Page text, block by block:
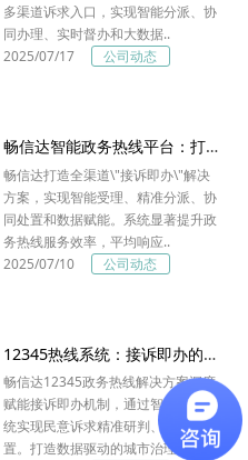
多渠道诉求入口，实现智能分派、协
同办理、实时督办和大数据..
2025/07/17
公司动态
畅信达智能政务热线平台：打造“接诉即办”数字化解决方案
畅信达打造全渠道\"接诉即办\"解决
方案，实现智能受理、精准分派、协
同处置和数据赋能。系统显著提升政
务热线服务效率，平均响应..
2025/07/10
公司动态
12345热线系统：接诉即办的城市治理新实践
畅信达12345政务热线解决方案深度
赋能接诉即办机制，通过智能分析系
统实现民意诉求精准研判、高效处
置。打造数据驱动的城市治理新..